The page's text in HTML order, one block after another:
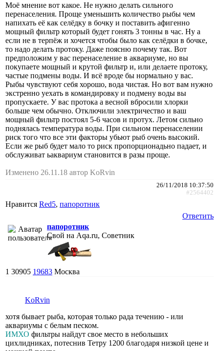
Моё мнение вот какое. Не нужно делать сильного
перенаселения. Проще уменьшить количество рыбы чем
напихать её как селёдку в бочку и поставить афигенно
мощный фильтр который будет гонять 3 тонны в час. Ну а
если не в терпёж и хочется чтобы было как селёдки в бочке,
то надо делать протоку. Даже поясню почему так. Вот
предположим у вас перенаселение в аквариуме, но вы
покупаете мощный и крутой фильтр и, или делаете протоку,
частые подмены воды. И всё вроде бы нормально у вас.
Рыбы чувствуют себя хорошо, вода чистая. Но вот вам нужно
экстренно уехать в командировку и подмену воды вы
пропускаете. У вас протока а весной вбросили хлорки
больше чем обычно. Отключили электричество и ваш
мощный фильтр постоял 5-6 часов и протух. Летом сильно
поднялась температура воды. При сильном перенаселении
риск того что все эти факторы убьют рыб очень высокий.
Если же рыб будет мало то риск пропорционадьно падает, и
обслуживат ьаквариум становится в разы проще.
Изменено 26.11.18 автор KoRvin
26/11/2018 10:37:50
#2564402
Нравится Red5, папоротник
Ответить
папоротник
Свой на Aqa.ru, Советник
1 30905 19683 Москва
KoRvin
хотя бывает рыба, которая только рада течению - или
аквариумы с белым песком.
ИМХО фильтры найдут свое место в небольших
цихлидниках, потеснив Тетру 1200 благодаря низкой цене и